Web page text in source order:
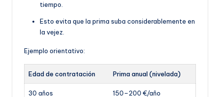
tiempo.
Esto evita que la prima suba considerablemente en
la vejez.
Ejemplo orientativo:
Edad de contratación Prima anual (nivelada)
30 años 150–200 €/año